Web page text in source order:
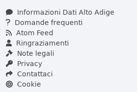
Informazioni Dati Alto Adige
Domande frequenti
Atom Feed
Ringraziamenti
Note legali
Privacy
Contattaci
Cookie